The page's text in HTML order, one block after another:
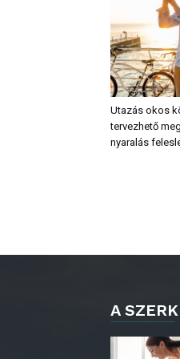
Utazás okos
tervezhető
nyaralás
A